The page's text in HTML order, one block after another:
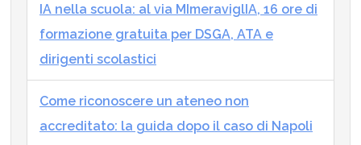
IA nella scuola: al via MImeraviglIA, 16 ore di
formazione gratuita per DSGA, ATA e
dirigenti scolastici
Come riconoscere un ateneo non
accreditato: la guida dopo il caso di Napoli